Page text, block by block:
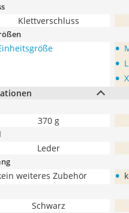
Klettverschluss
•
•
•
370 g
Leder
weiteres Zubehör •
Schwarz